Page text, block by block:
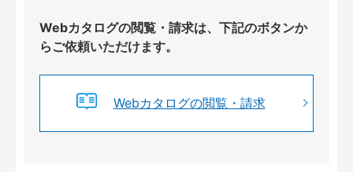
Webカタログの閲覧・請求は、下記のボタンか
らご依頼いただけます。
Webカタログの閲覧・請求